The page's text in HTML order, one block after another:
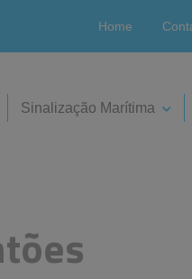
Home
Sinalização Marítima